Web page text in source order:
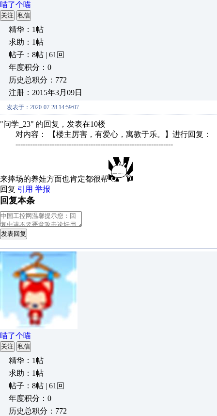
喵了个喵
关注 私信
精华：1帖
求助：1帖
帖子：8帖 | 61回
年度积分：0
历史总积分：772
注册：2015年3月09日
发表于：2020-07-28 14:59:07
"问学_23" 的回复，发表在10楼
对内容： 【楼主厉害，有爱心，寓教于乐。】进行回复：
-----------------------------------------------------------------
来捧场的养娃方面也肯定都很帮
回复 引用 举报
回复本条
发表回复
喵了个喵
关注 私信
精华：1帖
求助：1帖
帖子：8帖 | 61回
年度积分：0
历史总积分：772